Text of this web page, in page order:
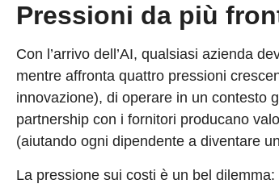
Pressioni da più
Con l’arrivo dell’AI, qualsiasi azienda
mentre affronta quattro pressioni
innovazione), di operare in un contesto
partnership con i fornitori producano
(aiutando ogni dipendente a diventare
La pressione sui costi è un bel